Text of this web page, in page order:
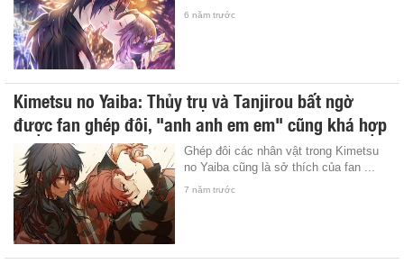
6 năm trước
Kimetsu no Yaiba: Thủy trụ và Tanjirou bất ngờ
được fan ghép đôi, "anh anh em em" cũng khá hợp
Ghép đôi các nhân vật trong Kimetsu
no Yaiba cũng là sở thích của fan ...
7 năm trước